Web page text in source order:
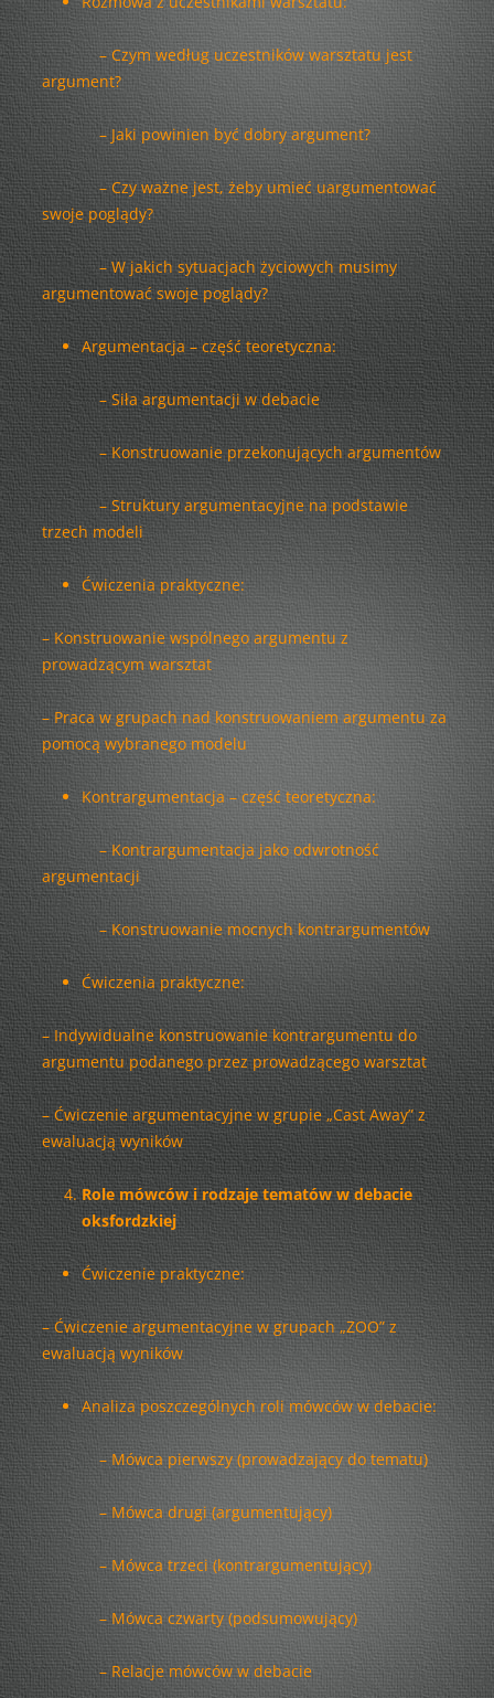
– Czym według uczestników warsztatu jest
argument?
– Jaki powinien być dobry argument?
– Czy ważne jest, żeby umieć uargumentować
swoje poglądy?
– W jakich sytuacjach życiowych musimy
argumentować swoje poglądy?
Argumentacja – część teoretyczna:
– Siła argumentacji w debacie
– Konstruowanie przekonujących argumentów
– Struktury argumentacyjne na podstawie
trzech modeli
Ćwiczenia praktyczne:
– Konstruowanie wspólnego argumentu z
prowadzącym warsztat
– Praca w grupach nad konstruowaniem argumentu za
pomocą wybranego modelu
Kontrargumentacja – część teoretyczna:
– Kontrargumentacja jako odwrotność
argumentacji
– Konstruowanie mocnych kontrargumentów
Ćwiczenia praktyczne:
– Indywidualne konstruowanie kontrargumentu do
argumentu podanego przez prowadzącego warsztat
– Ćwiczenie argumentacyjne w grupie „Cast Away” z
ewaluacją wyników
Role mówców i rodzaje tematów w debacie
oksfordzkiej
Ćwiczenie praktyczne:
– Ćwiczenie argumentacyjne w grupach „ZOO” z
ewaluacją wyników
Analiza poszczególnych roli mówców w debacie:
– Mówca pierwszy (prowadzający do tematu)
– Mówca drugi (argumentujący)
– Mówca trzeci (kontrargumentujący)
– Mówca czwarty (podsumowujący)
– Relacje mówców w debacie